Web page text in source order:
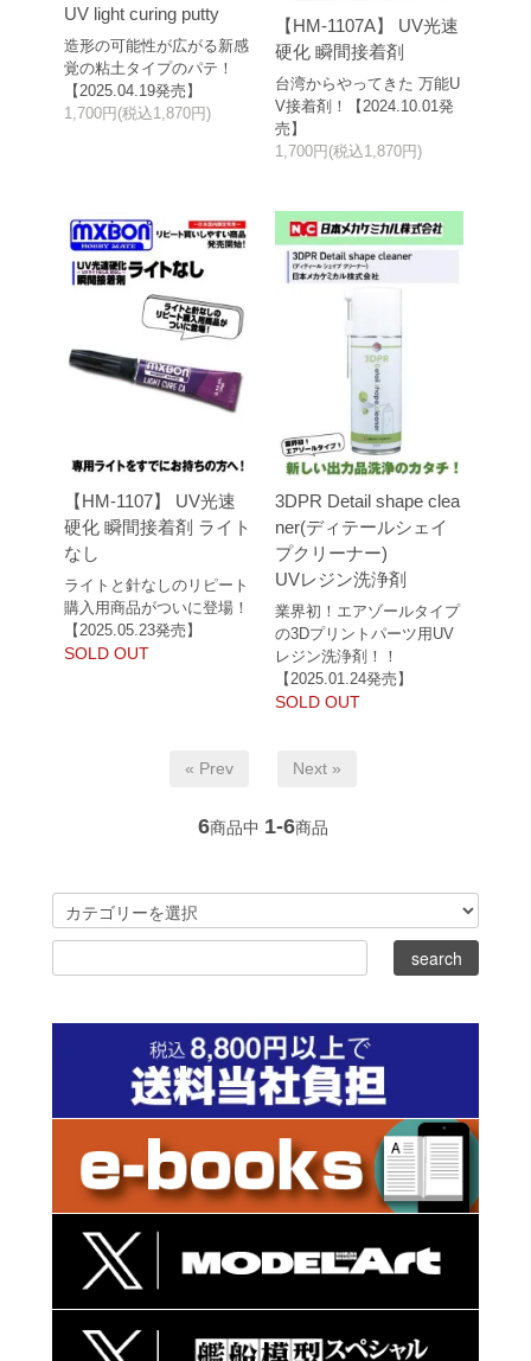
UV light curing putty
造形の可能性が広がる新感
覚の粘土タイプのパテ！
【2025.04.19発売】
1,700円(税込1,870円)
【HM-1107A】 UV光速
硬化 瞬間接着剤
台湾からやってきた 万能U
V接着剤！【2024.10.01発
売】
1,700円(税込1,870円)
【HM-1107】 UV光速
硬化 瞬間接着剤 ライト
なし
ライトと針なしのリピート
購入用商品がついに登場！
【2025.05.23発売】
SOLD OUT
3DPR Detail shape clea
ner(ディテールシェイ
プクリーナー)
UVレジン洗浄剤
業界初！エアゾールタイプ
の3Dプリントパーツ用UV
レジン洗浄剤！！
【2025.01.24発売】
SOLD OUT
« Prev Next »
6商品中 1-6商品